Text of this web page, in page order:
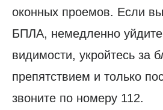
оконных проемов. Если
БПЛА, немедленно уйдите
видимости, укройтесь за
препятствием и только
звоните по номеру 112.